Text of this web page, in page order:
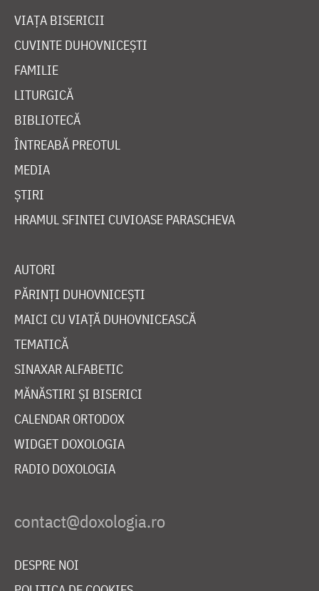
VIAȚA BISERICII
CUVINTE DUHOVNICEȘTI
FAMILIE
LITURGICĂ
BIBLIOTECĂ
ÎNTREABĂ PREOTUL
MEDIA
ȘTIRI
HRAMUL SFINTEI CUVIOASE PARASCHEVA
AUTORI
PĂRINȚI DUHOVNICEȘTI
MAICI CU VIAȚĂ DUHOVNICEASCĂ
TEMATICĂ
SINAXAR ALFABETIC
MĂNĂSTIRI ȘI BISERICI
CALENDAR ORTODOX
WIDGET DOXOLOGIA
RADIO DOXOLOGIA
DESPRE NOI